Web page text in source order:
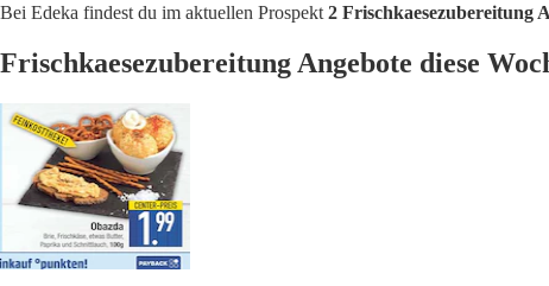
Bei Edeka findest du im aktuellen Prospekt 2 Frischkaesezubereitung
Frischkaesezubereitung Angebote diese